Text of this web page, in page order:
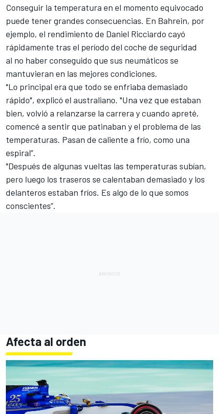
Conseguir la temperatura en el momento equivocado
puede tener grandes consecuencias. En Bahrein, por
ejemplo, el rendimiento de Daniel Ricciardo cayó
rápidamente tras el período del coche de seguridad
al no haber conseguido que sus neumáticos se
mantuvieran en las mejores condiciones.
"Lo principal era que todo se enfriaba demasiado
rápido", explicó el australiano. "Una vez que estaban
bien, volvió a relanzarse la carrera y cuando apreté,
comencé a sentir que patinaban y el problema de las
temperaturas. Pasan de caliente a frío, como una
espiral”.
"Después de algunas vueltas las temperaturas subían,
pero luego los traseros se calentaban demasiado y los
delanteros estaban fríos. Es algo de lo que somos
conscientes”.
Afecta al orden